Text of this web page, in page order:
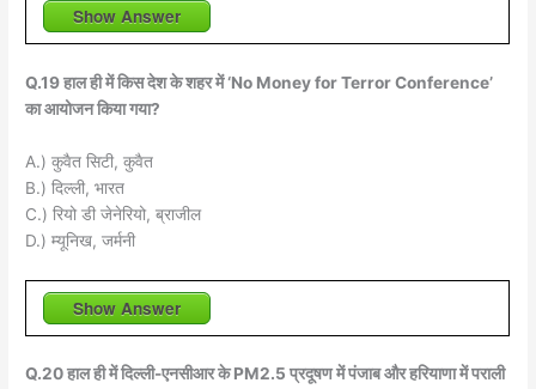
Show Answer
Q.19 हाल ही में किस देश के शहर में ‘No Money for Terror Conference’
का आयोजन किया गया?
A.) कुवैत सिटी, कुवैत
B.) दिल्ली, भारत
C.) रियो डी जेनेरियो, ब्राजील
D.) म्यूनिख, जर्मनी
Show Answer
Q.20 हाल ही में दिल्ली-एनसीआर के PM2.5 प्रदूषण में पंजाब और हरियाणा में पराली